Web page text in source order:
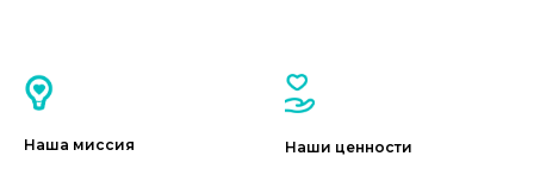
Наша миссия Наши ценности